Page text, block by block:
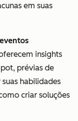
em suas
insights
prévias de
habilidades
criar soluções